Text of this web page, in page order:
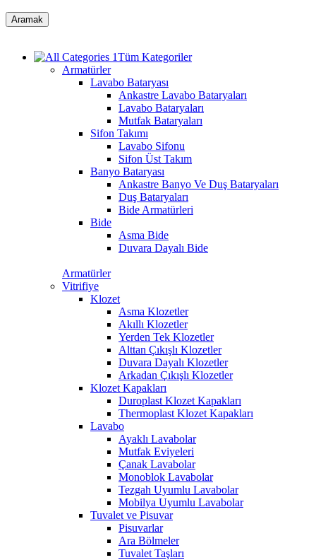
Aramak
Tüm Kategoriler
Armatürler
Lavabo Bataryası
Ankastre Lavabo Bataryaları
Lavabo Bataryaları
Mutfak Bataryaları
Sifon Takımı
Lavabo Sifonu
Sifon Üst Takım
Banyo Bataryası
Ankastre Banyo Ve Duş Bataryaları
Duş Bataryaları
Bide Armatürleri
Bide
Asma Bide
Duvara Dayalı Bide
Armatürler
Vitrifiye
Klozet
Asma Klozetler
Akıllı Klozetler
Yerden Tek Klozetler
Alttan Çıkışlı Klozetler
Duvara Dayalı Klozetler
Arkadan Çıkışlı Klozetler
Klozet Kapakları
Duroplast Klozet Kapakları
Thermoplast Klozet Kapakları
Lavabo
Ayaklı Lavabolar
Mutfak Eviyeleri
Çanak Lavabolar
Monoblok Lavabolar
Tezgah Uyumlu Lavabolar
Mobilya Uyumlu Lavabolar
Tuvalet ve Pisuvar
Pisuvarlar
Ara Bölmeler
Tuvalet Taşları